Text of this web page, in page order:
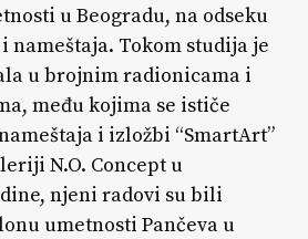
u Beogradu, na odseku
nameštaja. Tokom studija je
u brojnim radionicama i
među kojima se ističe
i izložbi “SmartArt”
N.O. Concept u
njeni radovi su bili
umetnosti Pančeva u